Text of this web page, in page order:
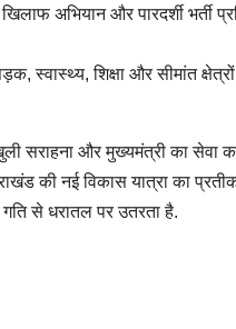
अभियान और पारदर्शी
स्वास्थ्य, शिक्षा और सीमांत
सराहना और मुख्यमंत्री का
की नई विकास यात्रा का
से धरातल पर उतरता है.